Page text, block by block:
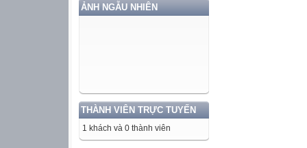
ẢNH NGẪU NHIÊN
THÀNH VIÊN TRỰC TUYẾN
1 khách và 0 thành viên